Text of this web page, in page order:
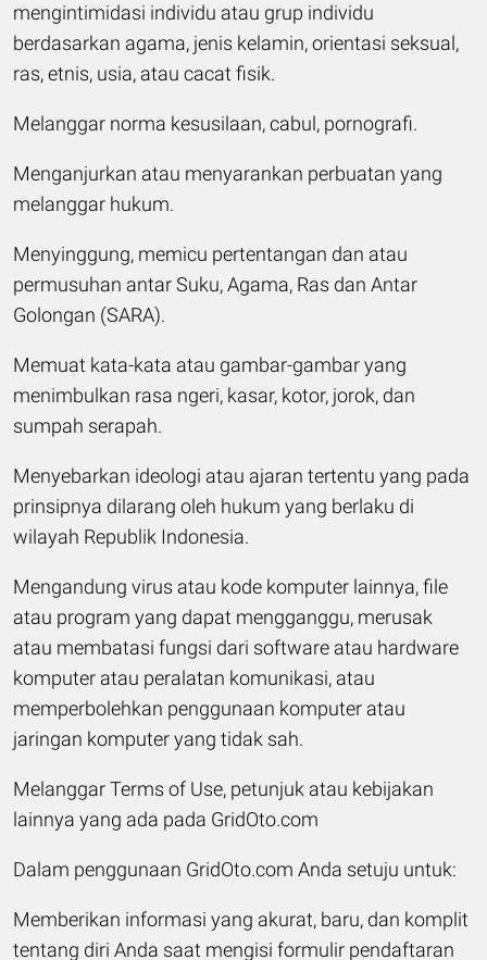
mengintimidasi individu atau grup individu
berdasarkan agama, jenis kelamin, orientasi seksual,
ras, etnis, usia, atau cacat fisik.
Melanggar norma kesusilaan, cabul, pornografi.
Menganjurkan atau menyarankan perbuatan yang
melanggar hukum.
Menyinggung, memicu pertentangan dan atau
permusuhan antar Suku, Agama, Ras dan Antar
Golongan (SARA).
Memuat kata-kata atau gambar-gambar yang
menimbulkan rasa ngeri, kasar, kotor, jorok, dan
sumpah serapah.
Menyebarkan ideologi atau ajaran tertentu yang pada
prinsipnya dilarang oleh hukum yang berlaku di
wilayah Republik Indonesia.
Mengandung virus atau kode komputer lainnya, file
atau program yang dapat mengganggu, merusak
atau membatasi fungsi dari software atau hardware
komputer atau peralatan komunikasi, atau
memperbolehkan penggunaan komputer atau
jaringan komputer yang tidak sah.
Melanggar Terms of Use, petunjuk atau kebijakan
lainnya yang ada pada GridOto.com
Dalam penggunaan GridOto.com Anda setuju untuk:
Memberikan informasi yang akurat, baru, dan komplit
tentang diri Anda saat mengisi formulir pendaftaran